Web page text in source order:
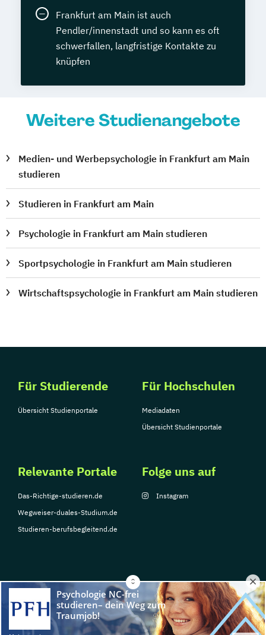
Frankfurt am Main ist auch
Pendler/innenstadt und so kann es oft
schwerfallen, langfristige Kontakte zu
knüpfen
Weitere Studienangebote
Medien- und Werbepsychologie in Frankfurt am Main
studieren
Studieren in Frankfurt am Main
Psychologie in Frankfurt am Main studieren
Sportpsychologie in Frankfurt am Main studieren
Wirtschaftspsychologie in Frankfurt am Main studieren
Für Studierende
Übersicht Studienportale
Für Hochschulen
Mediadaten
Übersicht Studienportale
Relevante Portale
Das-Richtige-studieren.de
Wegweiser-duales-Studium.de
Studieren-berufsbegleitend.de
Folge uns auf
Instagram
© Copyright 2026, TarGroup Media GmbH
Datenschutzerklärung Nutzungsbedingungen